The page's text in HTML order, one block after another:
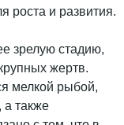
роста и развития.
зрелую стадию,
жертв.
мелкой рыбой,
а также